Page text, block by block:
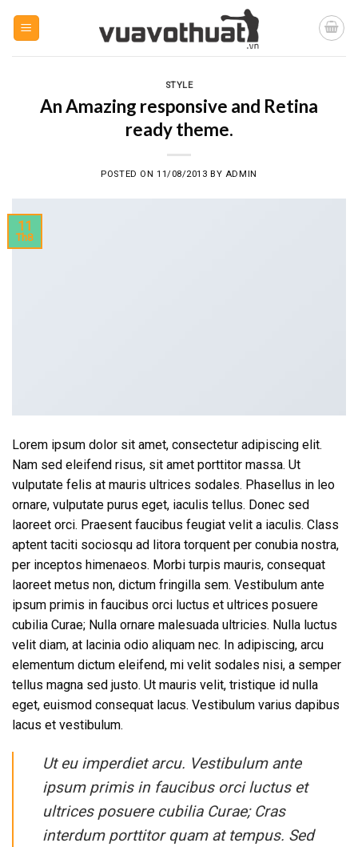
STYLE
An Amazing responsive and Retina
ready theme.
POSTED ON 11/08/2013 BY ADMIN
11
Th8
Lorem ipsum dolor sit amet, consectetur adipiscing elit.
Nam sed eleifend risus, sit amet porttitor massa. Ut
vulputate felis at mauris ultrices sodales. Phasellus in leo
ornare, vulputate purus eget, iaculis tellus. Donec sed
laoreet orci. Praesent faucibus feugiat velit a iaculis. Class
aptent taciti sociosqu ad litora torquent per conubia nostra,
per inceptos himenaeos. Morbi turpis mauris, consequat
laoreet metus non, dictum fringilla sem. Vestibulum ante
ipsum primis in faucibus orci luctus et ultrices posuere
cubilia Curae; Nulla ornare malesuada ultricies. Nulla luctus
velit diam, at lacinia odio aliquam nec. In adipiscing, arcu
elementum dictum eleifend, mi velit sodales nisi, a semper
tellus magna sed justo. Ut mauris velit, tristique id nulla
eget, euismod consequat lacus. Vestibulum varius dapibus
lacus et vestibulum.
Ut eu imperdiet arcu. Vestibulum ante
ipsum primis in faucibus orci luctus et
ultrices posuere cubilia Curae; Cras
interdum porttitor quam at tempus. Sed